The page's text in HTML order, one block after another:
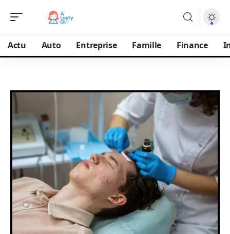
Actu Auto Entreprise Famille Finance